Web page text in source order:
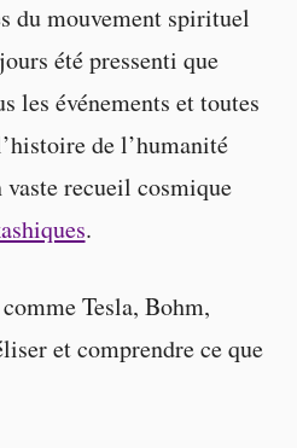
du mouvement spirituel
été pressenti que
les événements et toutes
de l’humanité
vaste recueil cosmique
.
Tesla, Bohm,
et comprendre ce que